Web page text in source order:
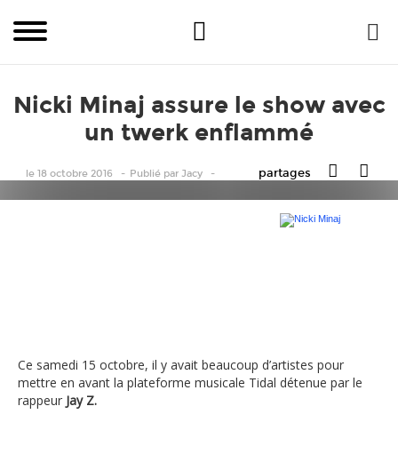
Nicki Minaj assure le show avec
un twerk enflammé
le 18 octobre 2016 Publiépar Jacy partages
Ce samedi 15 octobre, il y avait beaucoup d’artistes pour
mettre en avant la plateforme musicale Tidal détenue par le
rappeur Jay Z.